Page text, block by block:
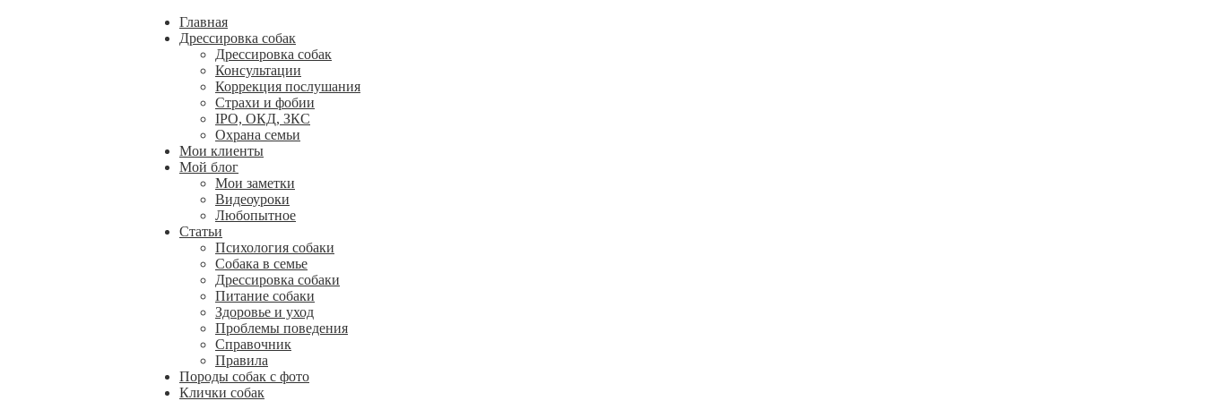
Главная
Дрессировка собак
Дрессировка собак
Консультации
Коррекция послушания
Страхи и фобии
IPO, ОКД, ЗКС
Охрана семьи
Мои клиенты
Мой блог
Мои заметки
Видеоуроки
Любопытное
Статьи
Психология собаки
Собака в семье
Дрессировка собаки
Питание собаки
Здоровье и уход
Проблемы поведения
Справочник
Правила
Породы собак с фото
Клички собак